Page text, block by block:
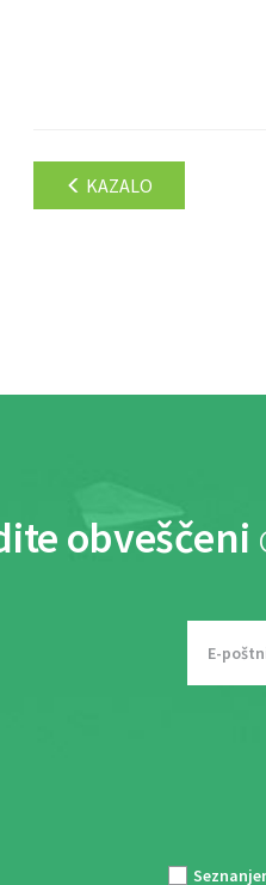
KAZALO
obveščeni